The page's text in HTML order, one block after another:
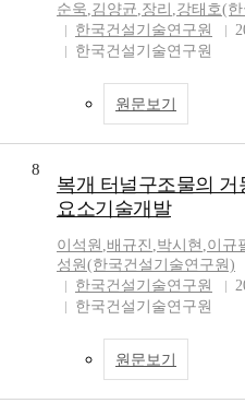
순욱,김양균,장리 ,강태호(
한국건설기술연구원
한국건설기술연구원
원문보기
8
복개 터널구조물의 거
요소기술개발
이석원 ,배규진 ,박시현 ,이규
성원(한국건설기술연구원)
한국건설기술연구원
한국건설기술연구원
원문보기